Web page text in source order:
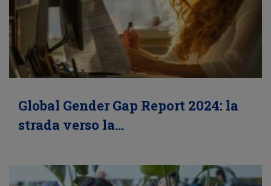
Global Gender Gap Report 2024: la
strada verso la…